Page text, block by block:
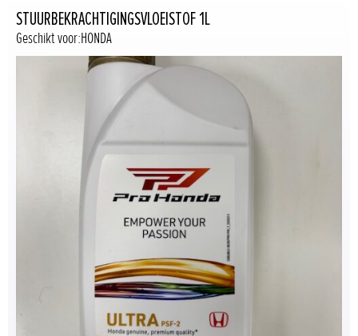
STUURBEKRACHTIGINGSVLOEISTOF 1L
Geschikt voor:HONDA